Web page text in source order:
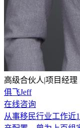
高级合伙人|项目经理
俱飞Jeff
在线咨询
从事移民行业工作近